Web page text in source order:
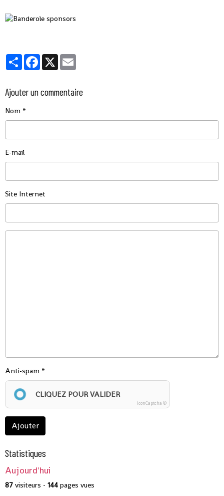
PartagerFacebook
X
Ajouter un commentaire
Nom
E-mail
Site Internet
Anti-spam
CLIQUEZ POUR VALIDER
IconCaptcha ©
Ajouter
Statistiques
Aujourd'hui
87 visiteurs - 144 pages vues